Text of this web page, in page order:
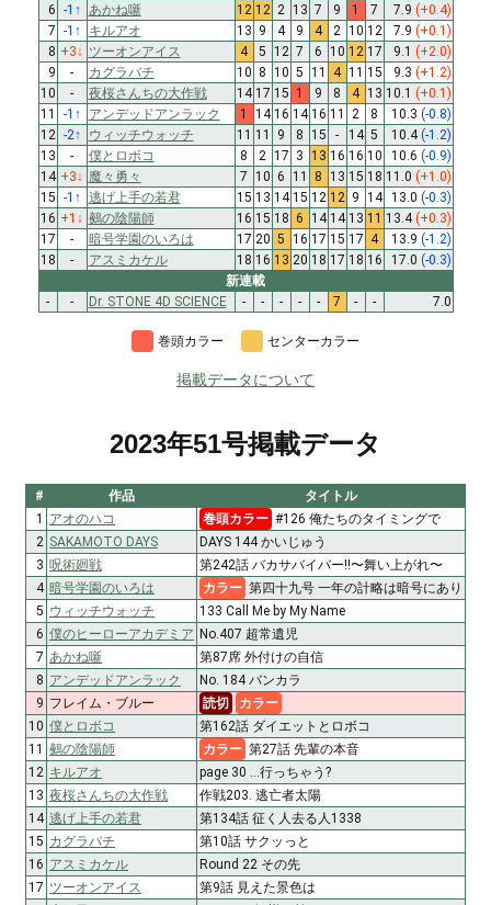
6 -1 ↑ あかね噺 12 12 2 13 7 9 1 7 7.9 (+0.4)
7 -1 ↑ キルアオ 13 9 4 9 4 2 10 12 7.9 (+0.1)
8 +3↓ ツーオンアイス 4 5 12 7 6 10 12 17 9.1 (+2.0)
9
- カグラバチ 10 8 10 5 11 4 11 15 9.3 (+1.2)
10
- 夜桜さんちの大作戦 14 17 15 1 9 8 4 13 10.1 (+0.1)
11
-1 ↑ アンデッドアンラック 1 14 16 14 16 11 2 8 10.3 (-0.8)
12 -2↑ ウィッチウォッチ 11 11 9 8 15 - 14 5 10.4(-1.2)
13
- 僕とロボコ 8 2 17 3 13 16 16 10 10.6 (-0.9)
14 +3↓ 魔々勇々 7 10 6 11 8 13 15 18 11.0 (+1.0)
15 -1 ↑ 逃げ上手の若君 15 13 14 15 12 12 9 14 13.0 (-0.3)
16 +1 ↓ 鵺の陰陽師 16 15 18 6 14 14 13 11 13.4(+0.3)
17
- 暗号学園のいろは 17 20 5 16 17 15 17 4 13.9 (-1.2)
18
- アスミカケル 18 16 13 20 18 17 18 16 17.0 (-0.3)
新連載
-
- Dr. STONE 4D SCIENCE - - - - - 7 - - 7.0
巻頭カラー センターカラー
掲載データについて
2023年51号掲載データ
# 作品
タイトル
1
アオのハコ 巻頭カラー #126 俺たちのタイミングで
2 SAKAMOTO DAYS
DAYS 144 かいじゅう
3 呪術廻戦
第242話 バカサバイバー!!〜舞い上がれ〜
4 暗号学園のいろは カラー 第四十九号 一年の計略は暗号にあり
5 ウィッチウォッチ
133 Call Me by My Name
6 僕のヒーローアカデミア No.407 超常遺児
7 あかね噺
第87席 外付けの自信
8 アンデッドアンラック
No. 184 バンカラ
9 フレイム・ブルー 読切
カラー
10 僕とロボコ
第162話 ダイエットとロボコ
11 鵺の陰陽師 カラー 第27話 先輩の本音
12 キルアオ
page 30 …行っちゃう?
13 夜桜さんちの大作戦
作戦203. 逃亡者太陽
14 逃げ上手の若君
第134話 征く人去る人1338
15 カグラバチ
第10話 サクッっと
16 アスミカケル
Round 22 その先
17 ツーオンアイス
第9話 見えた景色は